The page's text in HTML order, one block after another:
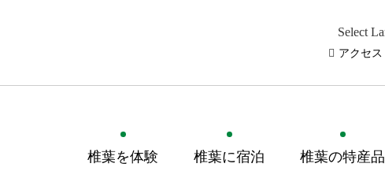
アクセス
椎葉を体験 椎葉に宿泊 椎葉の特産品